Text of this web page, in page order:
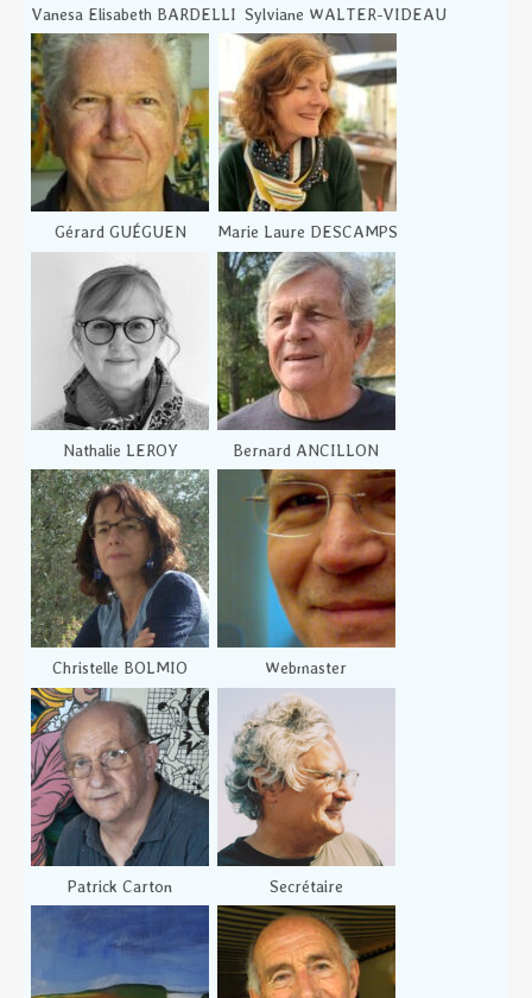
Vanesa Elisabeth BARDELLI Sylviane WALTER-VIDEAU
Gérard GUÉGUEN Marie Laure DESCAMPS
Nathalie LEROY Bernard ANCILLON
Christelle BOLMIO Webmaster
Patrick Carton Secrétaire